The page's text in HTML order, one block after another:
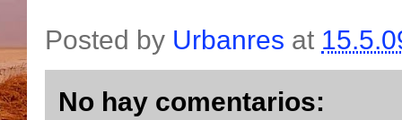
Posted by Urbanres at
No hay comentarios: